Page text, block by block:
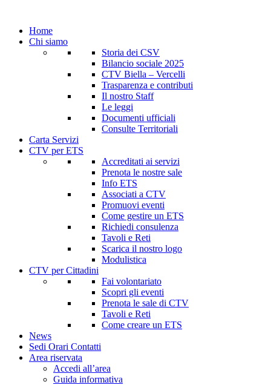
Home
Chi siamo
Storia dei CSV
Bilancio sociale 2025
CTV Biella – Vercelli
Trasparenza e contributi
Il nostro Staff
Le leggi
Documenti ufficiali
Consulte Territoriali
Carta Servizi
CTV per ETS
Accreditati ai servizi
Prenota le nostre sale
Info ETS
Associati a CTV
Promuovi eventi
Come gestire un ETS
Richiedi consulenza
Tavoli e Reti
Scarica il nostro logo
Modulistica
CTV per Cittadini
Fai volontariato
Scopri gli eventi
Prenota le sale di CTV
Tavoli e Reti
Come creare un ETS
News
Sedi Orari Contatti
Area riservata
Accedi all’area
Guida informativa